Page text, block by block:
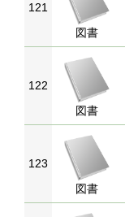
121
図書
122
図書
123
図書